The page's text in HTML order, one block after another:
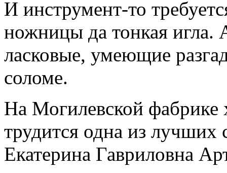
И инструмент-то
ножницы да тонкая игла.
ласковые, умеющие
соломе.
На Могилевской фабрике
трудится одна из
Екатерина Гавриловна